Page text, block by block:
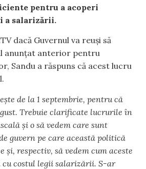
pentru a acoperi
a salarizării.
dacă Guvernul va reuși să
anunțat anterior pentru
Sandu a răspuns că acest lucru
de la 1 septembrie, pentru că
Trebuie clarificate lucrurile în
și o să vedem care sunt
guvern pe care această politică
și, respectiv, să vedem cum aceste
cu costul legii salarizării. S-ar